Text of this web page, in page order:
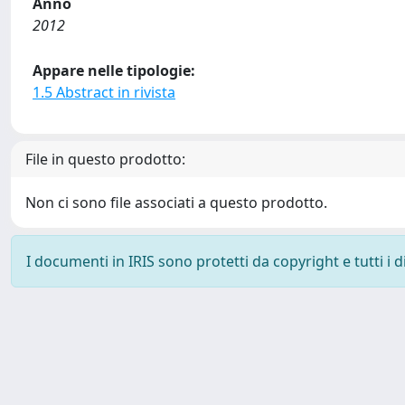
2012
Appare nelle tipologie:
1.5 Abstract in rivista
File in questo prodotto:
Non ci sono file associati a questo prodotto.
I documenti in IRIS sono protetti da copyright e tutti i